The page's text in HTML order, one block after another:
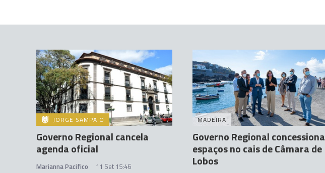
JORGE SAMPAIO
Governo Regional cancela
agenda oficial
Marianna Pacifico 11 Set 15:46
MADEIRA
Governo Regional concessiona
espaços no cais de Câmara de
Lobos